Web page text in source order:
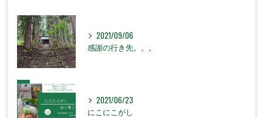
2021/09/06
感謝の行き先。。。
2021/06/23
にこにこがし